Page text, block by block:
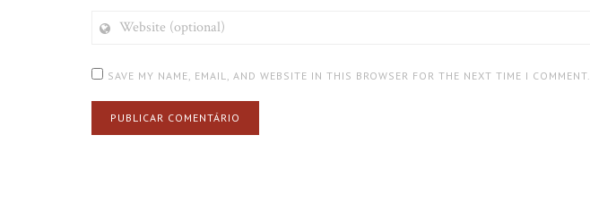
(OPTIONAL)
SAVE MY NAME, EMAIL, AND WEBSITE IN THIS BROWSER FOR THE NEXT TIME I COMMENT.